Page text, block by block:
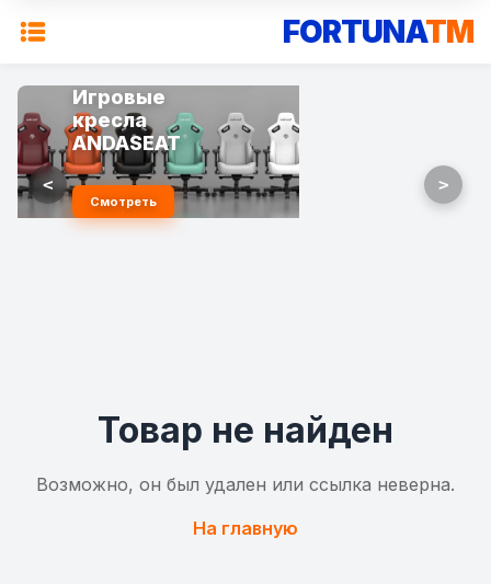
FORTUNATM
Игровые
кресла
ANDASEAT
Смотреть
< >
Товар не найден
Возможно, он был удален или ссылка неверна.
На главную